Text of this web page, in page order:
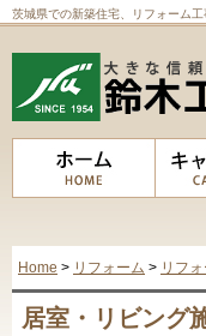
茨城県での新築住宅、リフォーム
Home > リフォーム > リフ
居室・リビング